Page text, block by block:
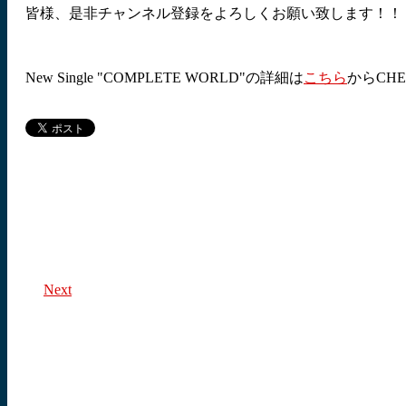
皆様、是非チャンネル登録をよろしくお願い致します！！
New Single "COMPLETE WORLD"の詳細はこちらから
Next